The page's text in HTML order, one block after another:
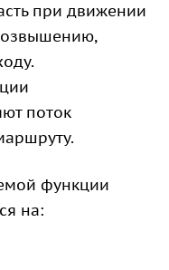
при движении
поток
функции
на: